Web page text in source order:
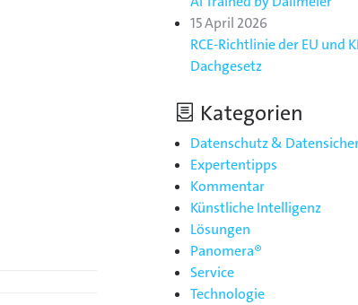
15 April 2026
RCE-Richtlinie der EU und
Dachgesetz
Kategorien
Datenschutz &
Expertentipps
Kommentar
Künstliche Intelligenz
Lösungen
Panomera®
Service
Technologie